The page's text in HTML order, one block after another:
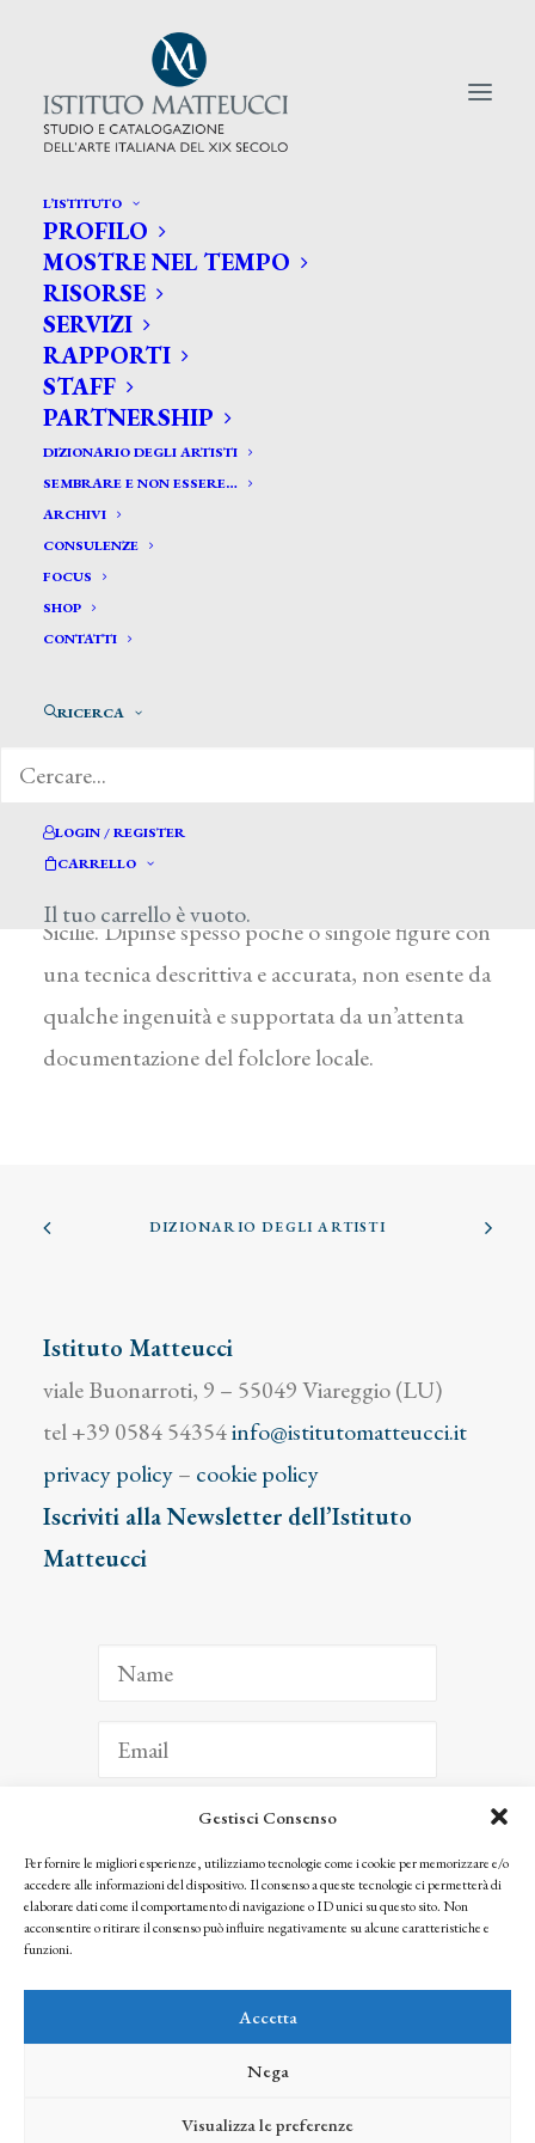
Gestisci Consenso
Per fornire le migliori esperienze, utilizziamo tecnologie come i cookie per memorizzare e/o
accedere alle informazioni del dispositivo. Il consenso a queste tecnologie ci permetterà di
elaborare dati come il comportamento di navigazione o ID unici su questo sito. Non
acconsentire o ritirare il consenso può influire negativamente su alcune caratteristiche e
funzioni.
Accetta
Nega
Visualizza le preferenze
L’ISTITUTO
PROFILO
MOSTRE NEL TEMPO
RISORSE
SERVIZI
RAPPORTI
STAFF
PARTNERSHIP
DIZIONARIO DEGLI ARTISTI
SEMBRARE E NON ESSERE…
ARCHIVI
CONSULENZE
FOCUS
SHOP
CONTATTI
RICERCA
LOGIN / REGISTER
CARRELLO
Il tuo carrello è vuoto.
CERCA TRA GLI ARTISTI:
Search
for:
De Vito Michela *
DE VITO MICHELA
Autrice di acquerelli e di gouaches,
produzione, preferì la raffigurazione di usanze
Sicilie. Dipinse spesso poche o singole figure con
una tecnica descrittiva e accurata, non esente da
qualche ingenuità e supportata da un’attenta
documentazione del folclore locale.
DIZIONARIO DEGLI ARTISTI
Istituto Matteucci
viale Buonarroti, 9 – 55049 Viareggio (LU)
tel +39 0584 54354info@istitutomatteucci.it
privacy policy– cookie policy
Iscriviti alla Newsletter dell’Istituto
Matteucci
ISCRIVITI
Facendo clic per iscriverti, riconosci che le tue informazioni saranno trattate
seguendo la nostra Privacy Policy
© 2025 Istituto Matteucci. All right reserved
l’autorizzazione scritta dei proprietari dei diritti e dell’Istituto Matteucci
credits